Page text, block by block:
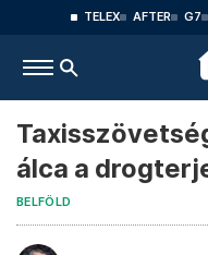
TELEX AFTER G7
álca a
BELFÖLD